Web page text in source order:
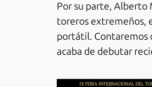
Por su parte, Alberto
toreros extremeños,
portátil. Contaremos
acaba de debutar